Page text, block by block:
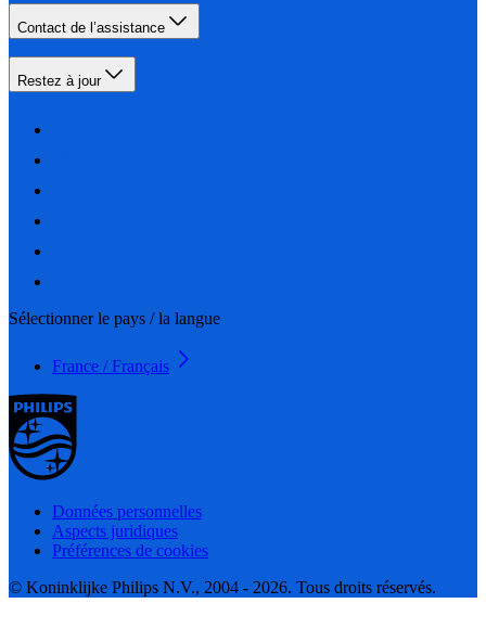
Contact de l’assistance
Restez à jour
Sélectionner le pays / la langue
France / Français
Données personnelles
Aspects juridiques
Préférences de cookies
© Koninklijke Philips N.V., 2004 - 2026. Tous droits réservés.